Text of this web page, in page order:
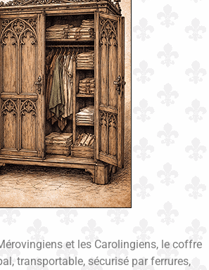
et les Carolingiens, le coffre
transportable, sécurisé par ferrures,